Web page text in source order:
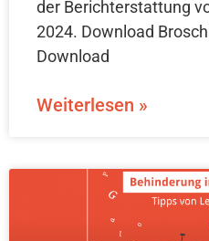
der Berichterstattung
2024. Download
Download
Weiterlesen »